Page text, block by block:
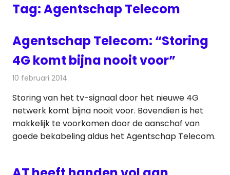
Tag:Agentschap Telecom
Agentschap Telecom: “Storing
4G komt bijna nooit voor”
10 februari 2014
Storing van het tv-signaal door het nieuwe 4G
netwerk komt bijna nooit voor. Bovendien is het
makkelijk te voorkomen door de aanschaf van
goede bekabeling aldus het Agentschap Telecom.